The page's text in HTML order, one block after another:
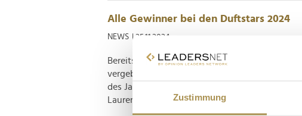
Zustimmung
Alle Gewinner bei den Duftstars 2024
NEWS | 25.11.2024
Bereits zum 32. Mal wurde in Düsseldorf
vergeben. Die Fragrance Foundation
des Jahres und die Verantwortlichen dahinter
Laurent, Mugler, Chanel, Cartier, Tom Ford...